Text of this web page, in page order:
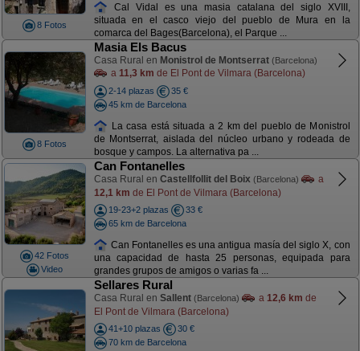
8 Fotos
Cal Vidal es una masia catalana del siglo XVIII,
situada en el casco viejo del pueblo de Mura en la
comarca del Bages(Barcelona), el Parque ...
8 Fotos
Masia Els Bacus
Casa Rural en Monistrol de Montserrat (Barcelona)
a 11,3 km de El Pont de Vilmara (Barcelona)
2-14 plazas
35 €
45 km de Barcelona
La casa está situada a 2 km del pueblo de Monistrol
de Montserrat, aislada del núcleo urbano y rodeada de
bosque y campos. La alternativa pa ...
42 Fotos
Video
Can Fontanelles
Casa Rural en Castellfollit del Boix (Barcelona)
a
12,1 km de El Pont de Vilmara (Barcelona)
19-23+2 plazas
33 €
65 km de Barcelona
Can Fontanelles es una antigua masía del siglo X, con
una capacidad de hasta 25 personas, equipada para
grandes grupos de amigos o varias fa ...
Sellares Rural
Casa Rural en Sallent (Barcelona) a 12,6 km de
El Pont de Vilmara (Barcelona)
41+10 plazas
30 €
70 km de Barcelona